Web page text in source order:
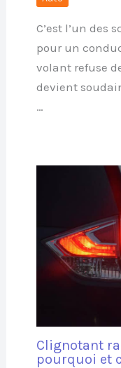
C’est l’un des
pour un
volant refuse
devient
…
Clignotant
pourquoi et